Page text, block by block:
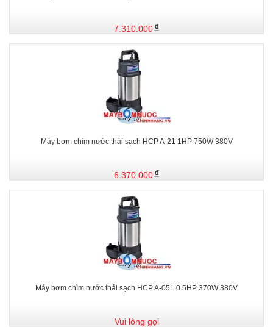
7.310.000
Máy bơm chìm nước thải sạch HCP A-21 1HP 750W 380V
6.370.000
Máy bơm chìm nước thải sạch HCP A-05L 0.5HP 370W 380V
Vui lòng gọi